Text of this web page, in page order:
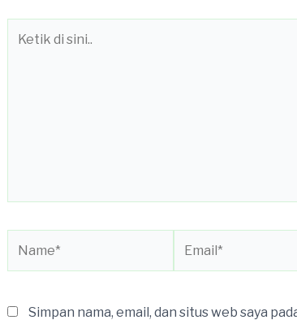
Simpan nama, email, dan situs web saya